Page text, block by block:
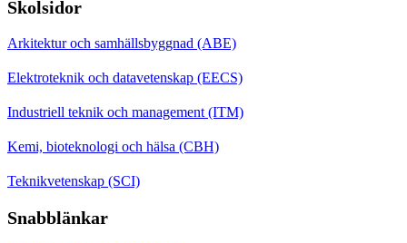
Skolsidor
Arkitektur och samhällsbyggnad (ABE)
Elektroteknik och datavetenskap (EECS)
Industriell teknik och management (ITM)
Kemi, bioteknologi och hälsa (CBH)
Teknikvetenskap (SCI)
Snabblänkar